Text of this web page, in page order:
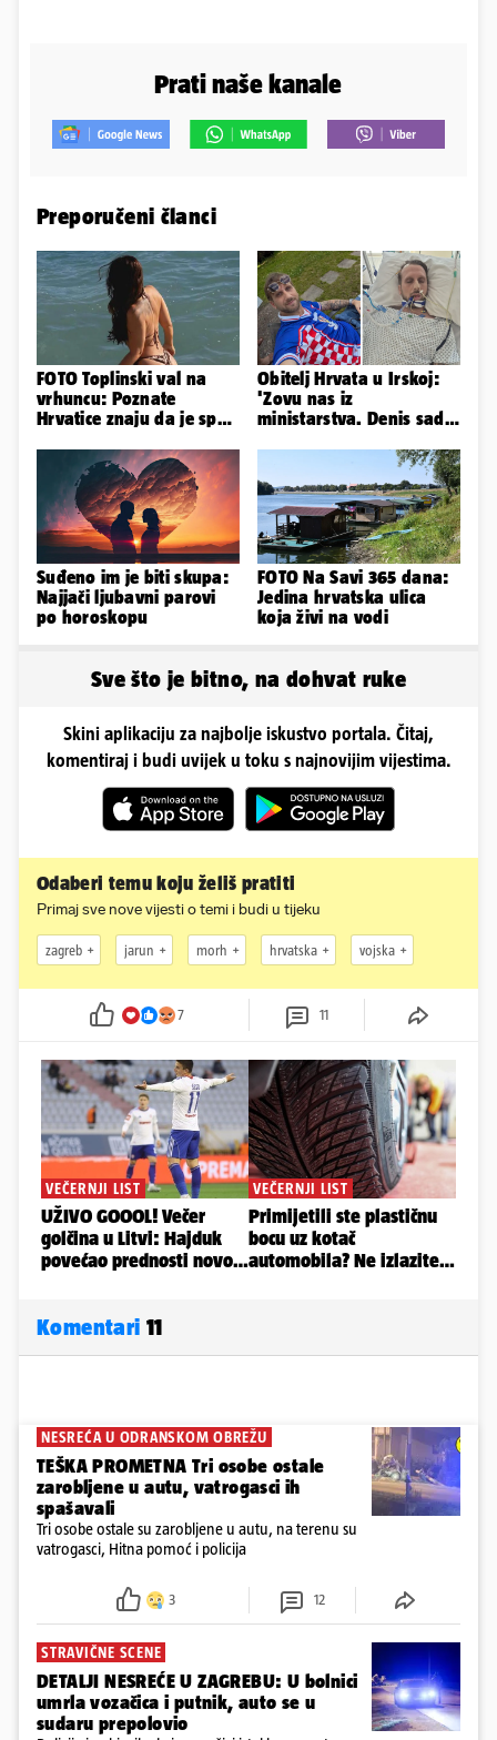
Prati naše kanale
Preporučeni članci
FOTO Toplinski val na
vrhuncu: Poznate
Hrvatice znaju da je spas
Obitelj Hrvata u Irskoj:
'Zovu nas iz
ministarstva. Denis sada
Suđeno im je biti skupa:
Najjači ljubavni parovi
po horoskopu
FOTO Na Savi 365 dana:
Jedina hrvatska ulica
koja živi na vodi
Sve što je bitno, na dohvat ruke
Skini aplikaciju za najbolje iskustvo portala. Čitaj,
komentiraj i budi uvijek u toku s najnovijim vijestima.
Odaberi temu koju želiš pratiti
Primaj sve nove vijesti o temi i budi u tijeku
zagreb jarun morh hrvatska vojska
7 11
Komentari 11
NESREĆA U ODRANSKOM OBREŽU
TEŠKA PROMETNA Tri osobe ostale
zarobljene u autu, vatrogasci ih
spašavali
Tri osobe ostale su zarobljene u autu, na terenu su
vatrogasci, Hitna pomoć i policija
3 12
STRAVIČNE SCENE
DETALJI NESREĆE U ZAGREBU: U bolnici
umrla vozačica i putnik, auto se u
sudaru prepolovio